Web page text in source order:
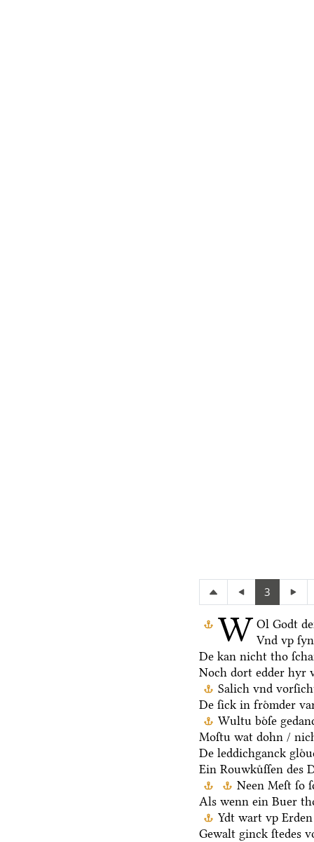
3
W Ol Godt
Vnd vp
De kan nicht tho
Noch dort edder hyr
Salich vnd
De ſick in froͤmder
Wultu boͤſe
Moſtu wat dohn /
De leddichganck
Ein Rouwkuͤſſen des
Neen Meſt ſo
Als wenn ein Buer
Ydt wart vp
Gewalt ginck ſtedes